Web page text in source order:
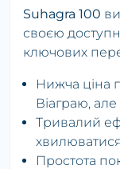
Suhagra 100
своєю
ключових
Нижча ціна
Віаграю,
Тривалий
Простота